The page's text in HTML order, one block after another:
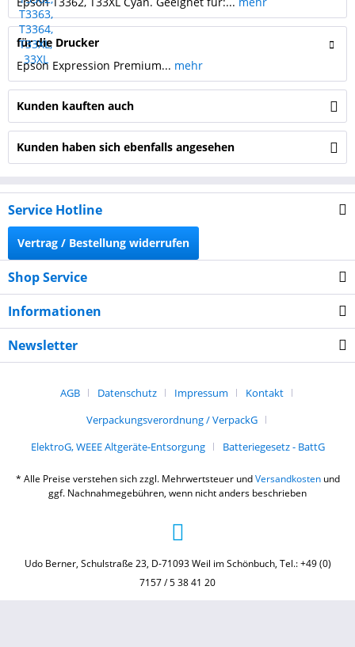
für die Drucker
Epson Expression Premium... mehr
Kunden kauften auch
Kunden haben sich ebenfalls angesehen
Service Hotline
Vertrag / Bestellung widerrufen
Shop Service
Informationen
Newsletter
AGB Datenschutz Impressum
Kontakt
Verpackungsverordnung / VerpackG
ElektroG, WEEE Altgeräte-Entsorgung
Batteriegesetz - BattG
* Alle Preise verstehen sich zzgl. Mehrwertsteuer undVersandkostenund
ggf. Nachnahmegebühren, wenn nicht anders beschrieben
Udo Berner, Schulstraße 23, D-71093 Weil im Schönbuch, Tel.: +49 (0)
7157 / 5 38 41 20